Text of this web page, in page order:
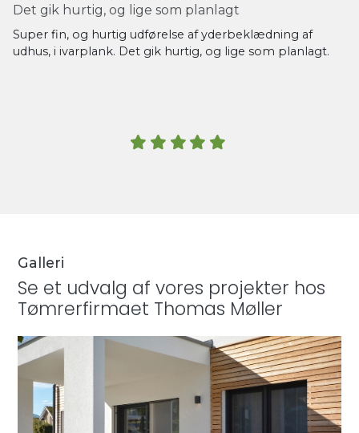
Det gik hurtig, og lige som planlagt
Super fin, og hurtig udførelse af yderbeklædning af
udhus, i ivarplank. Det gik hurtig, og lige som planlagt.
Galleri
Se et udvalg af vores projekter hos
Tømrerfirmaet Thomas Møller